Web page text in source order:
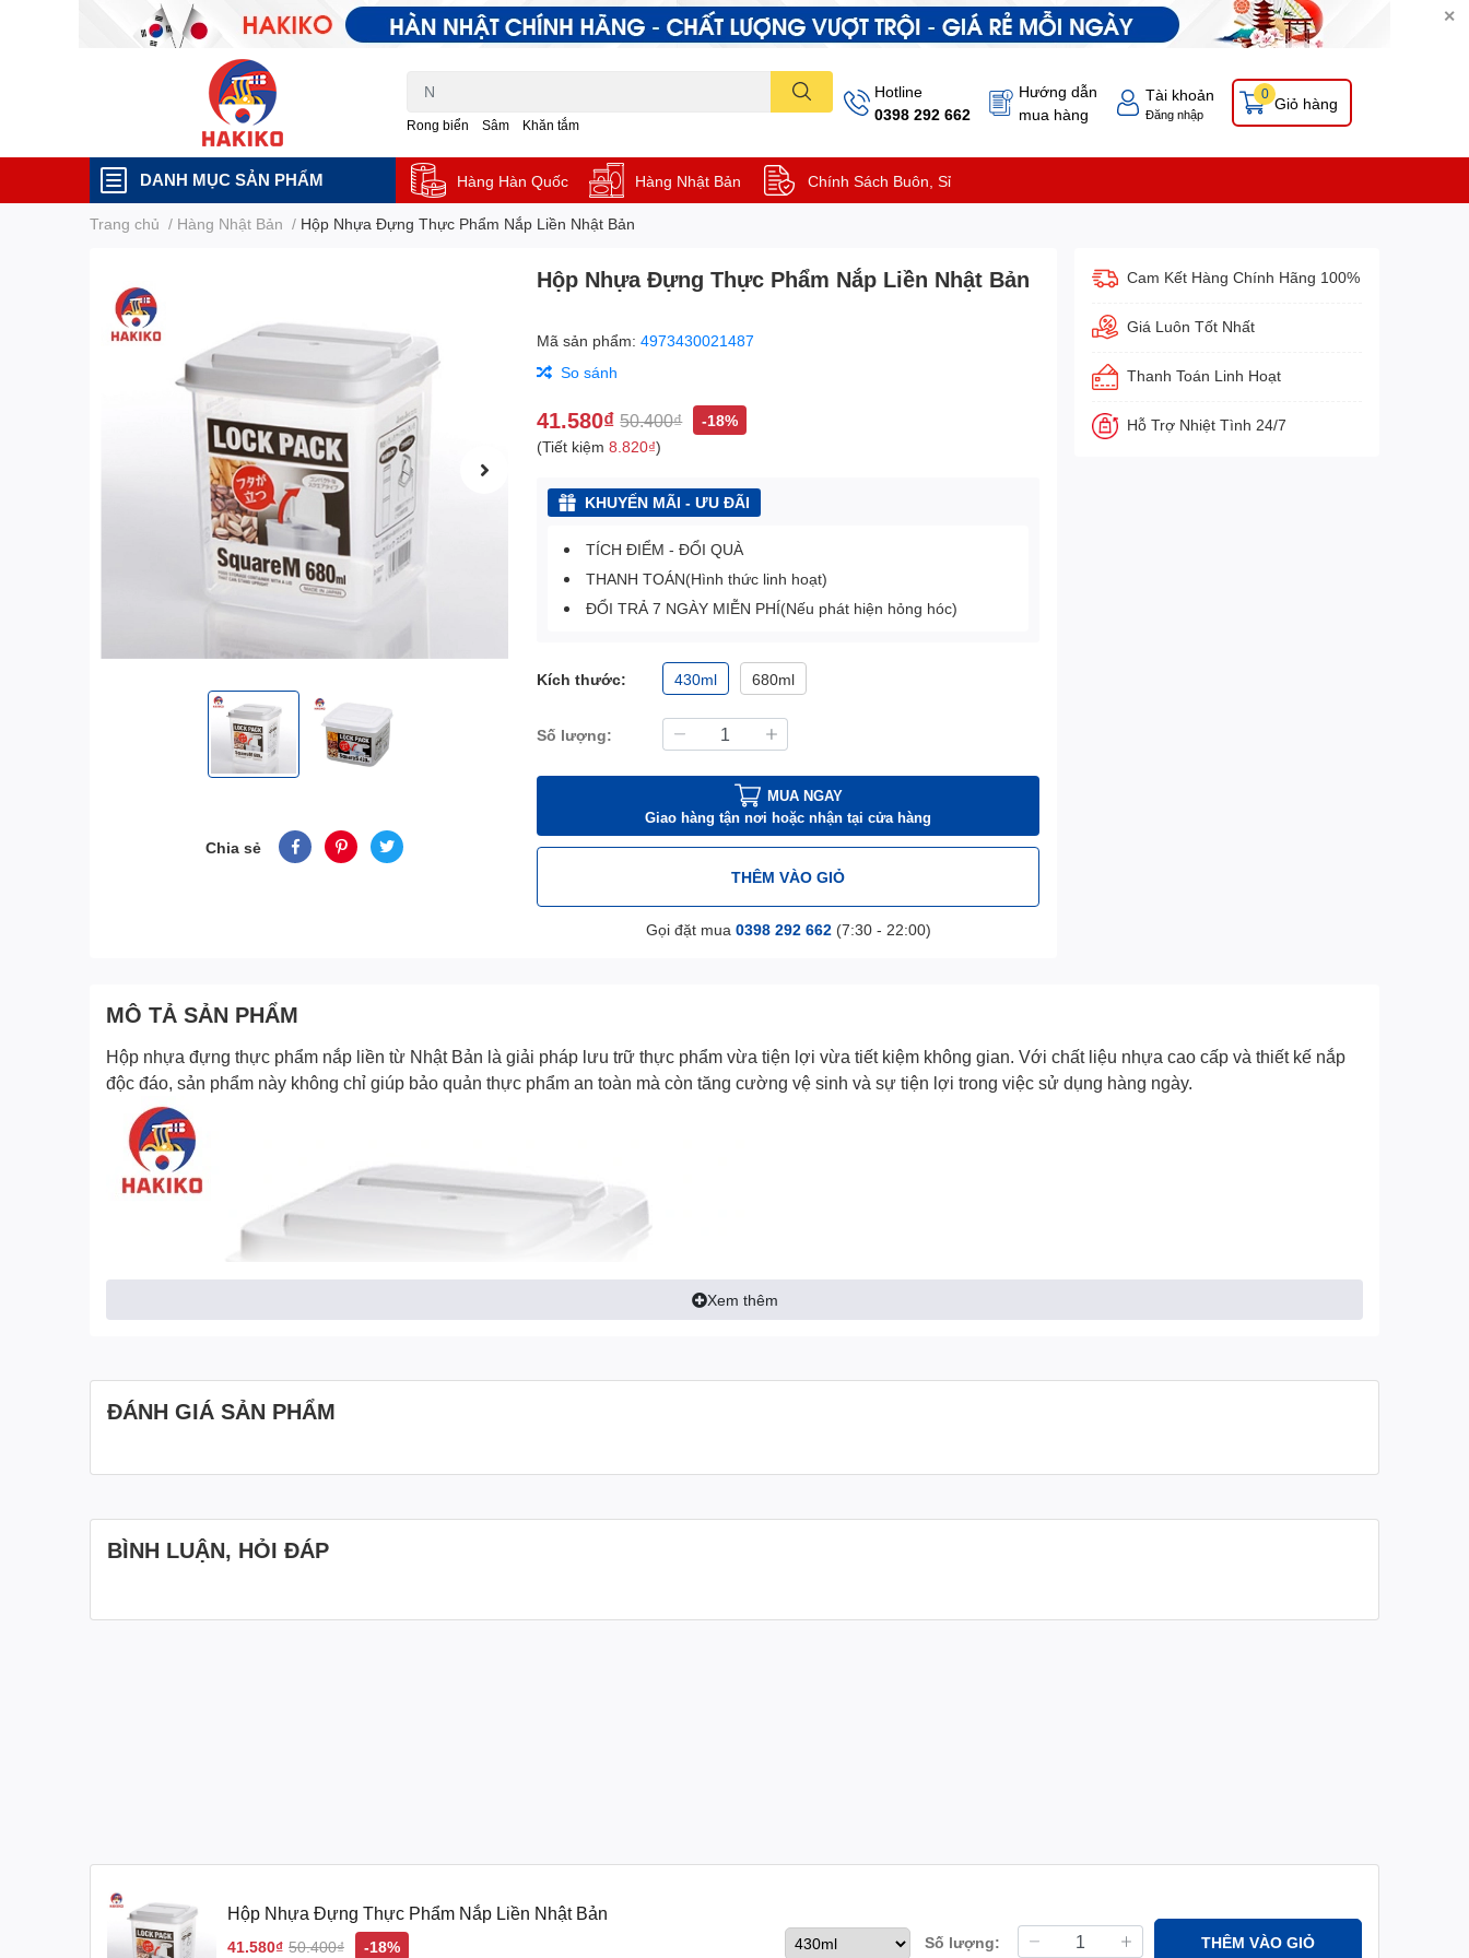
✕
Rong biển Sâm Khăn tắm
Hotline
0398 292 662
Hướng dẫn
mua hàng
Tài khoản
Đăng nhập
Giỏ hàng
0
DANH MỤC SẢN PHẨM Hàng Hàn Quốc Hàng Nhật Bản Chính Sách Buôn, Sỉ
Trang chủ / Hàng Nhật Bản / Hộp Nhựa Đựng Thực Phẩm Nắp Liền Nhật Bản
Chia sẻ
Hộp Nhựa Đựng Thực Phẩm Nắp Liền Nhật Bản
Mã sản phẩm:4973430021487
So sánh
41.580₫ 50.400₫
-18%
(Tiết kiệm8.820₫)
KHUYẾN MÃI - ƯU ĐÃI
TÍCH ĐIỂM - ĐỔI QUÀ
THANH TOÁN(Hình thức linh hoạt)
ĐỔI TRẢ 7 NGÀY MIỄN PHÍ(Nếu phát hiện hỏng hóc)
Kích thước: 430ml 680ml
Số lượng:
MUA NGAY
Giao hàng tận nơi hoặc nhận tại cửa hàng
THÊM VÀO GIỎ
Gọi đặt mua 0398 292 662(7:30 - 22:00)
Cam Kết Hàng Chính Hãng 100%
Giá Luôn Tốt Nhất
Thanh Toán Linh Hoạt
Hỗ Trợ Nhiệt Tình 24/7
MÔ TẢ SẢN PHẨM
Hộp nhựa đựng thực phẩm nắp liền từ Nhật Bản là giải pháp lưu trữ thực phẩm vừa tiện lợi vừa tiết kiệm không gian. Với chất liệu nhựa cao cấp và thiết kế nắp
độc đáo, sản phẩm này không chỉ giúp bảo quản thực phẩm an toàn mà còn tăng cường vệ sinh và sự tiện lợi trong việc sử dụng hàng ngày.
Khả năng sử dụng: Có thể sử dụng trong lò vi sóng.
Lợi ích khi sử dụng Hộp Nhựa Đựng Thực Phẩm Nắp Liền Nhật Bản
Xem thêm
ĐÁNH GIÁ SẢN PHẨM
BÌNH LUẬN, HỎI ĐÁP
Hộp Nhựa Đựng Thực Phẩm Nắp Liền Nhật Bản
41.580₫ 50.400₫
-18%
Số lượng: THÊM VÀO GIỎ